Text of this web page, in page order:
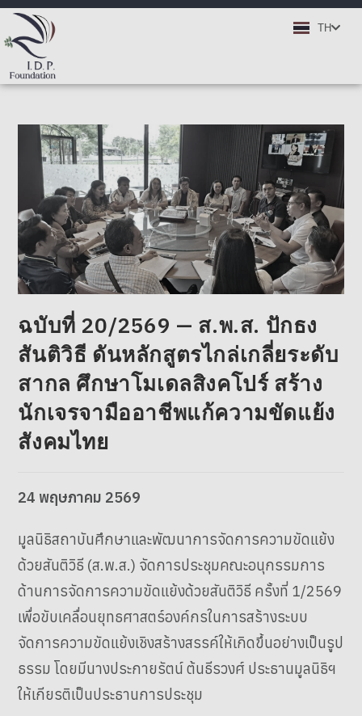
TH
EN
DE
ฉบับที่ 20/2569 — ส.พ.ส. ปักธง
สันติวิธี ดันหลักสูตรไกล่เกลี่ยระดับ
สากล ศึกษาโมเดลสิงคโปร์ สร้าง
นักเจรจามืออาชีพแก้ความขัดแย้ง
สังคมไทย
24 พฤษภาคม 2569
มูลนิธิสถาบันศึกษาและพัฒนาการจัดการความขัดแย้ง
ด้วยสันติวิธี (ส.พ.ส.) จัดการประชุมคณะอนุกรรมการ
ด้านการจัดการความขัดแย้งด้วยสันติวิธี ครั้งที่ 1/2569
เพื่อขับเคลื่อนยุทธศาสตร์องค์กรในการสร้างระบบ
จัดการความขัดแย้งเชิงสร้างสรรค์ให้เกิดขึ้นอย่างเป็นรูป
ธรรม โดยมีนางประกายรัตน์ ต้นธีรวงศ์ ประธานมูลนิธิฯ
ให้เกียรติเป็นประธานการประชุม